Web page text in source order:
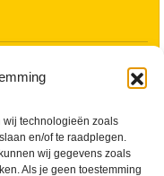
wij technologieën zoals
en/of te raadplegen.
wij gegevens zoals
Als je geen toestemming